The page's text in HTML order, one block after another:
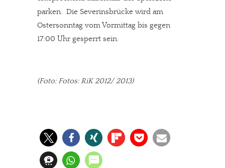
parken. Die Severinsbrücke wird am
Ostersonntag vom Vormittag bis gegen
17:00 Uhr gesperrt sein.
(Foto: Fotos: RiK 2012/ 2013)